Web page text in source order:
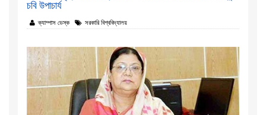
চবি উপাচার্য
ক্যাম্পাস ডেস্ক সরকারি বিশ্ববিদ্যালয়